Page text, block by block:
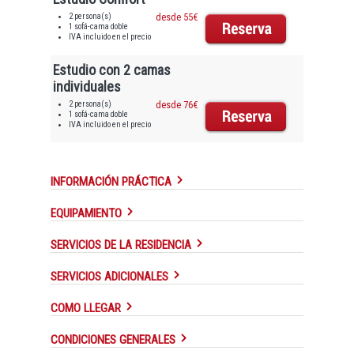
2 persona(s)
1 sofá-cama doble
IVA incluido en el precio
desde 55€
Estudio con 2 camas
individuales
2 persona(s)
1 sofá-cama doble
IVA incluido en el precio
desde 76€
INFORMACIÓN PRÁCTICA
EQUIPAMIENTO
SERVICIOS DE LA RESIDENCIA
SERVICIOS ADICIONALES
COMO LLEGAR
CONDICIONES GENERALES